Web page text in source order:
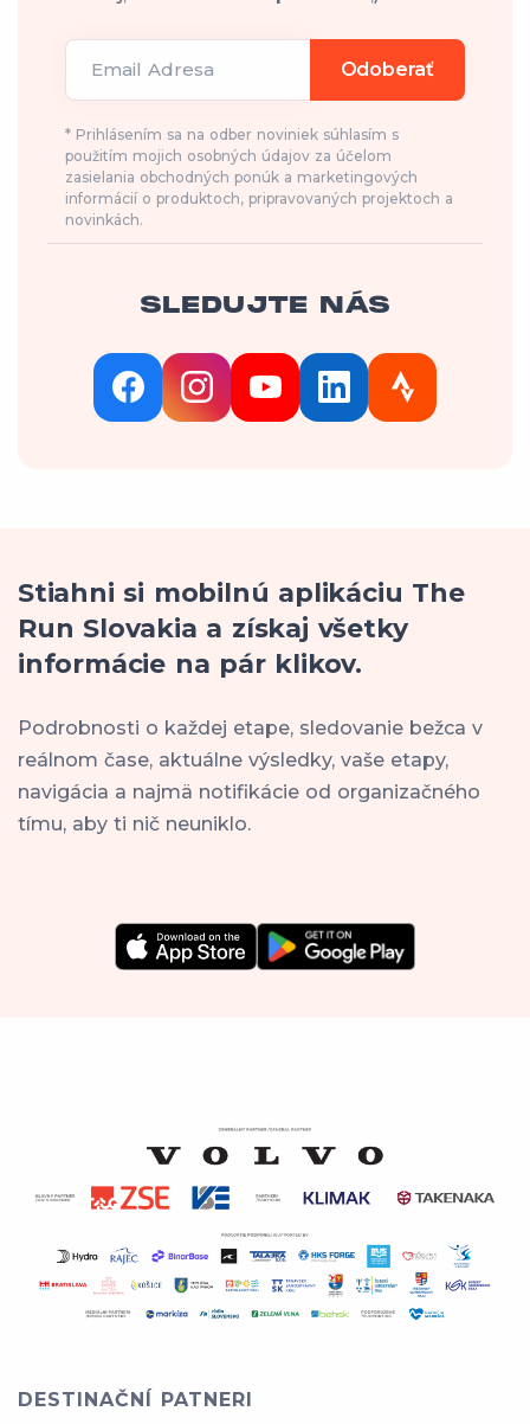
Email Adresa Odoberať
* Prihlásením sa na odber noviniek súhlasím s
použitím mojich osobných údajov za účelom
zasielania obchodných ponúk a marketingových
informácií o produktoch, pripravovaných projektoch a
novinkách.
SLEDUJTE NÁS
Stiahni si mobilnú aplikáciu The
Run Slovakia a získaj všetky
informácie na pár klikov.
Podrobnosti o každej etape, sledovanie bežca v
reálnom čase, aktuálne výsledky, vaše etapy,
navigácia a najmä notifikácie od organizačného
tímu, aby ti nič neuniklo.
DESTINAČNÍ PATNERI